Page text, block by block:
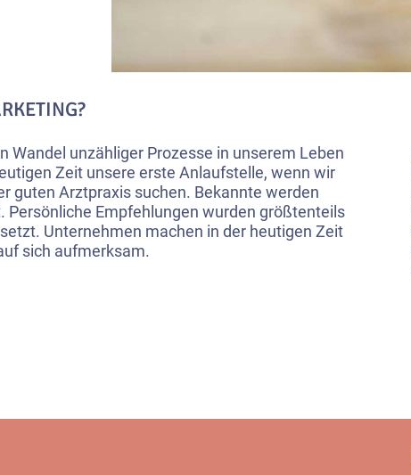
Wandel unzähliger Prozesse in unserem Leben
Zeit unsere erste Anlaufstelle, wenn wir
guten Arztpraxis suchen. Bekannte werden
Persönliche Empfehlungen wurden größtenteils
Unternehmen machen in der heutigen Zeit
sich aufmerksam.